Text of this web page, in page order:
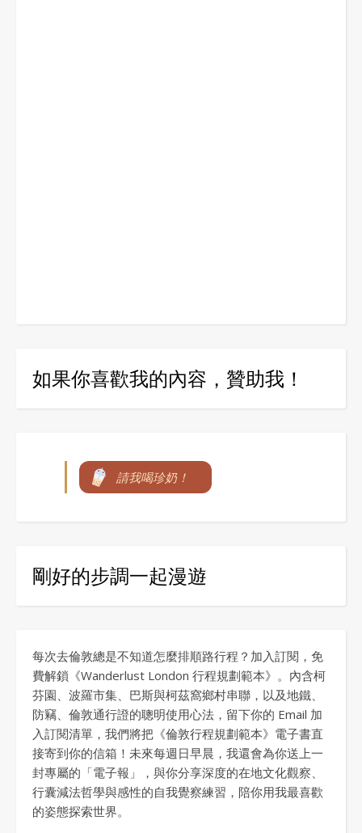
如果你喜歡我的內容，贊助我！
請我喝珍奶！
剛好的步調一起漫遊
每次去倫敦總是不知道怎麼排順路行程？加入訂閱，免
費解鎖《Wanderlust London 行程規劃範本》。內含柯
芬園、波羅市集、巴斯與柯茲窩鄉村串聯，以及地鐵、
防竊、倫敦通行證的聰明使用心法，留下你的 Email 加
入訂閱清單，我們將把《倫敦行程規劃範本》電子書直
接寄到你的信箱！未來每週日早晨，我還會為你送上一
封專屬的「電子報」，與你分享深度的在地文化觀察、
行囊減法哲學與感性的自我覺察練習，陪你用我最喜歡
的姿態探索世界。